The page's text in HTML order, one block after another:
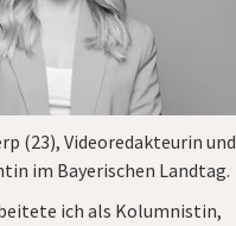
(23), Videoredakteurin und
im Bayerischen Landtag.
ich als Kolumnistin,